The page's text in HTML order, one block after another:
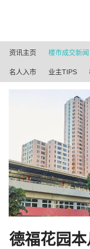
资讯主页 楼市成交新闻
名人入市 业主TIPS
德福花园